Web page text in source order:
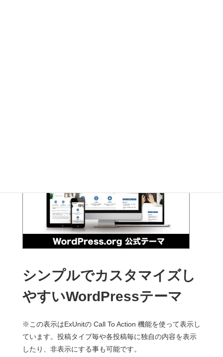
シンプルでカスタマイズし
やすいWordPressテーマ
※この表示はExUnitの Call To Action 機能を使って表示し
ています。投稿タイプ毎や各投稿毎に独自の内容を表示
したり、非表示にする事も可能です。